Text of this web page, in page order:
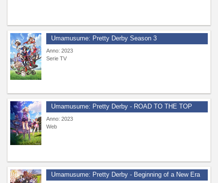
Umamusume: Pretty Derby Season 3
Anno: 2023
Serie TV
Umamusume: Pretty Derby - ROAD TO THE TOP
Anno: 2023
Web
Umamusume: Pretty Derby - Beginning of a New Era